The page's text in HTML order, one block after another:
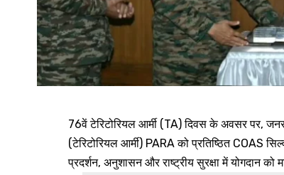
76वें टेरिटोरियल आर्मी (TA) दिवस के अवसर पर,
(टेरिटोरियल आर्मी) PARA को प्रतिष्ठित COAS
प्रदर्शन, अनुशासन और राष्ट्रीय सुरक्षा में योगदान